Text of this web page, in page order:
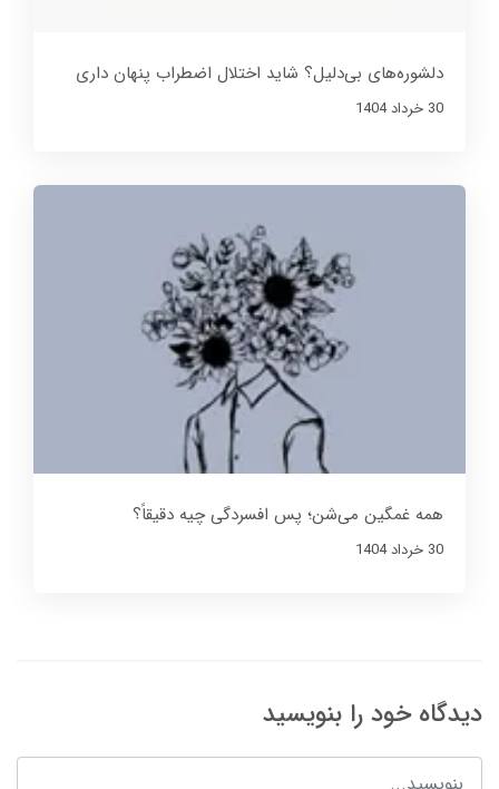
دلشوره‌های بی‌دلیل؟ شاید اختلال اضطراب پنهان داری
30 خرداد 1404
همه غمگین می‌شن؛ پس افسردگی چیه دقیقاً؟
30 خرداد 1404
دیدگاه خود را بنویسید